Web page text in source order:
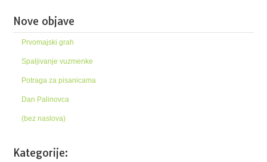
Nove objave
Prvomajski grah
Spaljivanje vuzmenke
Potraga za pisanicama
Dan Palinovca
(bez naslova)
Kategorije: